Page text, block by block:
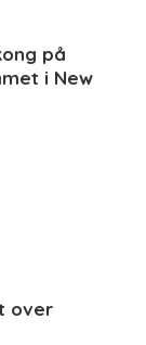
på
i New
over